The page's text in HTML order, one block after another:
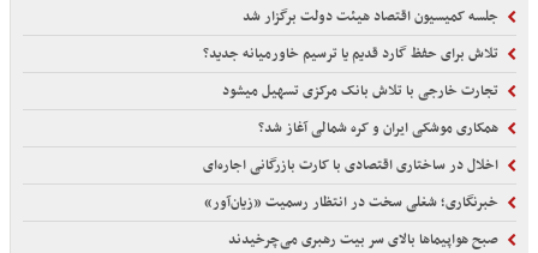
جلسه کمیسیون اقتصاد هیئت دولت برگزار شد
تلاش برای حفظ گارد قدیم یا ترسیم خاورمیانه جدید؟
تجارت خارجی با تلاش بانک مرکزی تسهیل میشود
همکاری موشکی ایران و کره شمالی آغاز شد؟
اخلال در ساختاری اقتصادی با کارت‌ بازرگانی اجاره‌ای
خبرنگاری؛ شغلی سخت در انتظار رسمیت «زیان‌آور»
صبح هواپیماها بالای سر بیت رهبری می‌چرخیدند